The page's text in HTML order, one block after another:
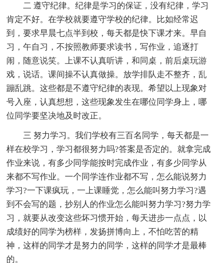
二 遵守纪律。纪律是学习的保证，没有纪律，学习
肯定不好。在学校就要遵守学校的纪律。比如经常迟
到，要求早晨七点半到校，每天都是快下课才来。早自
习，午自习，不按照教师要求读书，写作业，追逐打
闹，随意说笑。上课不认真听讲，和同桌，前后桌玩游
戏，说话。课间操不认真做操。放学排队走不整齐，乱
蹦乱跳。这些都是不遵守纪律的表现。希望以上现象对
号入座，认真想想，这些现象发生在哪位同学身上，哪
位同学要坚决地及时改正。
三 努力学习。我们学校有三百名同学，每天都是一
样在校学习，学习都很努力吗?答案是否定的。就拿完成
作业来说，有多少同学能按时完成作业，有多少同学从
来都不写作业。一个同学连作业都不写，怎么能说努力
学习?一下课疯玩，一上课睡觉，怎么能叫努力学习?遇
到不会写的题，抄别人的作业怎么能叫努力学习?努力学
习，就要从改变这些坏习惯开始，每天进步一点点，以
成绩好的同学为榜样，发扬拼博向上，不怕吃苦的精
神，这样的同学才是努力的同学，这样的同学才是最棒
的。